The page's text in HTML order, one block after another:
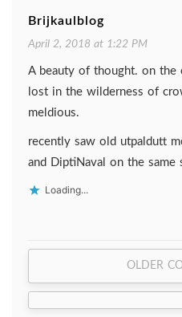
Brijkaulblog
April 2, 2018 at 1:22 PM
A beauty of thought. on the
lost in the wilderness of
meldious.
recently saw old utpaldutt
and DiptiNaval on the same
Loading...
Comment
navigation
OLDER